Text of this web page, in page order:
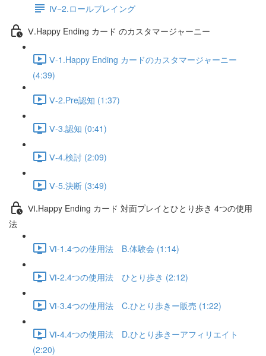
Ⅳ−2.ロールプレイング
Ⅴ.Happy Ending カード のカスタマージャーニー
Ⅴ-1.Happy Ending カードのカスタマージャーニー
(4:39)
Ⅴ-2.Pre認知 (1:37)
Ⅴ-3.認知 (0:41)
Ⅴ-4.検討 (2:09)
Ⅴ-5.決断 (3:49)
Ⅵ.Happy Ending カード 対面プレイとひとり歩き 4つの使用
法
Ⅵ-1.4つの使用法 B.体験会 (1:14)
Ⅵ-2.4つの使用法 ひとり歩き (2:12)
Ⅵ-3.4つの使用法 C.ひとり歩きー販売 (1:22)
Ⅵ-4.4つの使用法 D.ひとり歩きーアフィリエイト
(2:20)